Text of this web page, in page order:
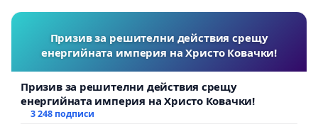
Призив за решителни действия срещу
енергийната империя на Христо Ковачки!
Призив за решителни действия срещу
енергийната империя на Христо Ковачки!
3 248 подписи